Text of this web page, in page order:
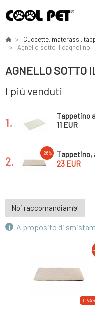
Cuccette, materassi,
Agnello sotto il cagnolino
AGNELLO SOTTO
I più venduti
1.
Tappetino
11 EUR
2.
-26%
Tappetino,
23 EUR
A proposito di
5